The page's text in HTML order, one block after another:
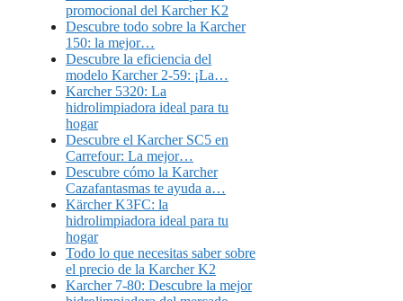
promocional del Karcher K2
Descubre todo sobre la Karcher
150: la mejor…
Descubre la eficiencia del
modelo Karcher 2-59: ¡La…
Karcher 5320: La
hidrolimpiadora ideal para tu
hogar
Descubre el Karcher SC5 en
Carrefour: La mejor…
Descubre cómo la Karcher
Cazafantasmas te ayuda a…
Kärcher K3FC: la
hidrolimpiadora ideal para tu
hogar
Todo lo que necesitas saber sobre
el precio de la Karcher K2
Karcher 7-80: Descubre la mejor